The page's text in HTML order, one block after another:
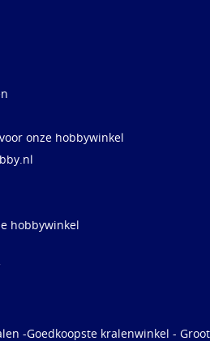
onze hobbywinkel
hobbywinkel
-Goedkoopste kralenwinkel -